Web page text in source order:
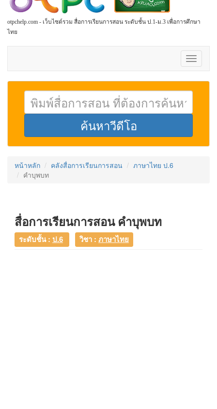
otpchelp.com - เว็บไซต์รวม สื่อการเรียนการสอน ระดับชั้น ป.1-ม.3 เพื่อการศึกษา
ไทย
Toggle
หน้าหลัก คลังสื่อการเรียนการสอน
ภาษาไทย ป.6
คำบุพบท
สื่อการเรียนการสอน คำบุพบท
ระดับชั้น : ป.6 วิชา : ภาษาไทย